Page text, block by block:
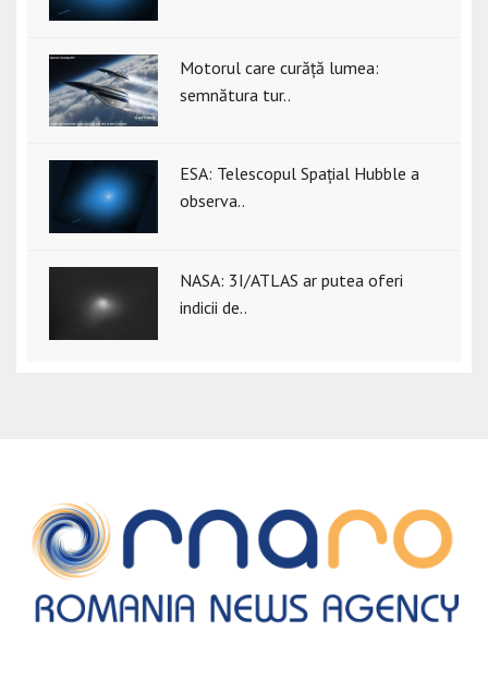
Motorul care curăță lumea:
semnătura tur..
ESA: Telescopul Spațial Hubble a
observa..
NASA: 3I/ATLAS ar putea oferi
indicii de..